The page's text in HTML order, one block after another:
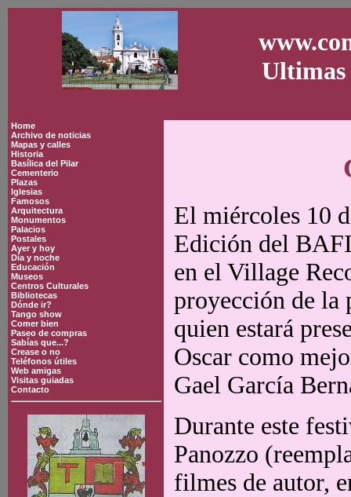
Ultimas
Home
Archivo de noticias
Mapas y calles
Historia
Basílica del Pilar
Cementerio
Plazas
Iglesias
Famosos
Arquitectura
Monumentos
Palacios
Postales
Ayer y hoy
Día y noche
Educación
Museos
Centros Culturales
Bibliotecas
Dónde ir?
Tango show
Comer bien
Paseo de compras
Sabías que...?
Crease o no
Teléfonos útiles
Web amigas
Visitas guiadas
Contacto
El miércoles 10
Edición del
en el Village
proyección de
quien estará
Oscar como
Gael García
Durante este
Panozzo
filmes de autor,